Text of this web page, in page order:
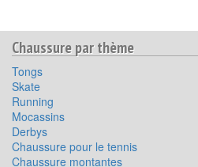
Chaussure par thème
Tongs
Skate
Running
Mocassins
Derbys
Chaussure pour le tennis
Chaussure montantes